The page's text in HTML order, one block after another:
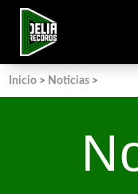
Inicio > Noticias >